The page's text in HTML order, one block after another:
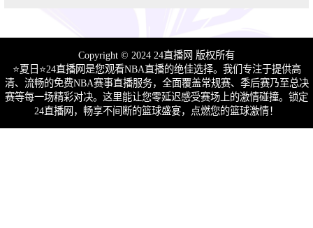
Copyright © 2024 24直播网 版权所有
⭐️夏日⭐24直播网是您观看NBA直播的绝佳选择。我们专注于提供高
清、流畅的免费NBA赛事直播服务，全面覆盖常规赛、季后赛乃至总决
赛等每一场精彩对决。这里能让您零延迟感受赛场上的激情碰撞。锁定
24直播网，畅享不间断的篮球盛宴，点燃您的篮球激情！